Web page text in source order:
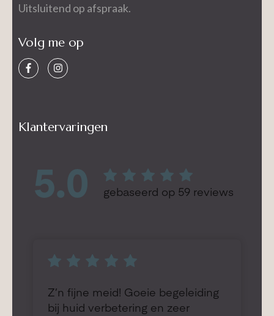
Uitsluitend op afspraak.
Volg me op
Klantervaringen